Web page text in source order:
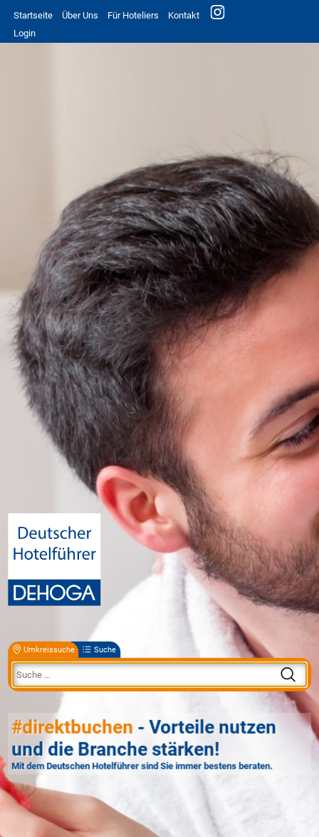
Startseite Über Uns Für Hoteliers
Kontakt
Login
Umkreissuche Suche
#direktbuchen - Vorteile nutzen
und die Branche stärken!
Mit dem Deutschen Hotelführer sind Sie immer bestens beraten.